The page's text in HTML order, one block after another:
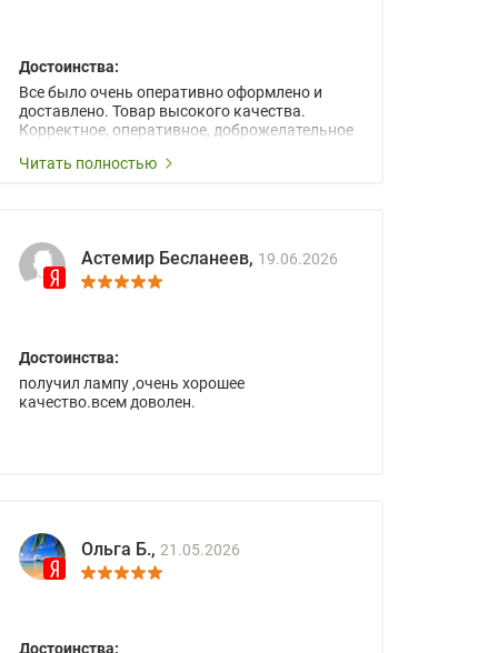
Достоинства:
Все было очень оперативно оформлено и
доставлено. Товар высокого качества.
Корректное, оперативное, доброжелательное
Читать полностью
Астемир Бесланеев, 19.06.2026
Достоинства:
получил лампу ,очень хорошее
качество.всем доволен.
Ольга Б., 21.05.2026
Достоинства: